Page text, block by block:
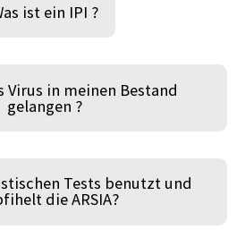
ist ein IPI ?
Virus in meinen Bestand
gelangen ?
Tests benutzt und
die ARSIA?